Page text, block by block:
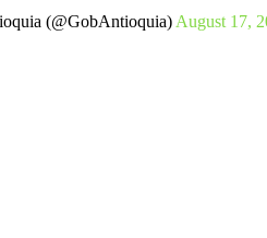
(@GobAntioquia) August 17,